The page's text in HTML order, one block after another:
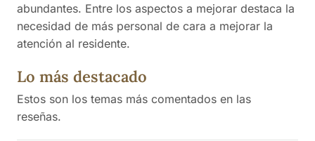
abundantes. Entre los aspectos a mejorar destaca la
necesidad de más personal de cara a mejorar la
atención al residente.
Lo más destacado
Estos son los temas más comentados en las
reseñas.